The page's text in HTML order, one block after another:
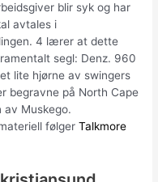
blir syk og har
avtales i
4 lærer at dette
segl: Denz. 960
lite hjørne av swingers
begravne på North Cape
Muskego.
følgerTalkmore